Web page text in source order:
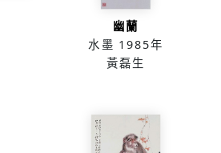
幽蘭
水墨 1985年
黃磊生